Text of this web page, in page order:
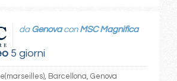
5 giorni
da Genovacon MSC Magnifica
Barcellona, Genova